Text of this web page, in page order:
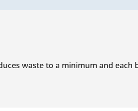
waste to a minimum and each